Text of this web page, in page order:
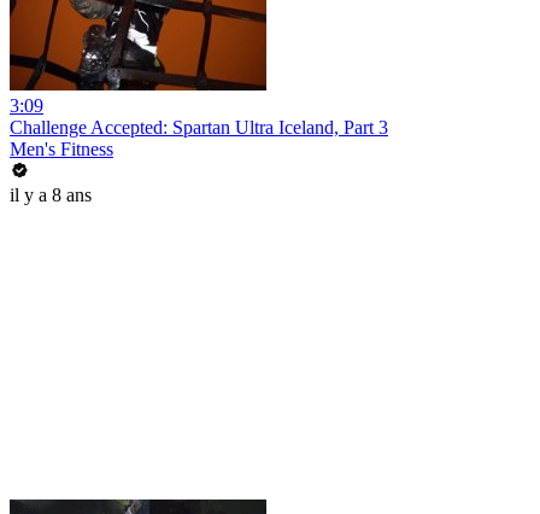
3:09
Challenge Accepted: Spartan Ultra Iceland, Part 3
Men's Fitness
il y a 8 ans